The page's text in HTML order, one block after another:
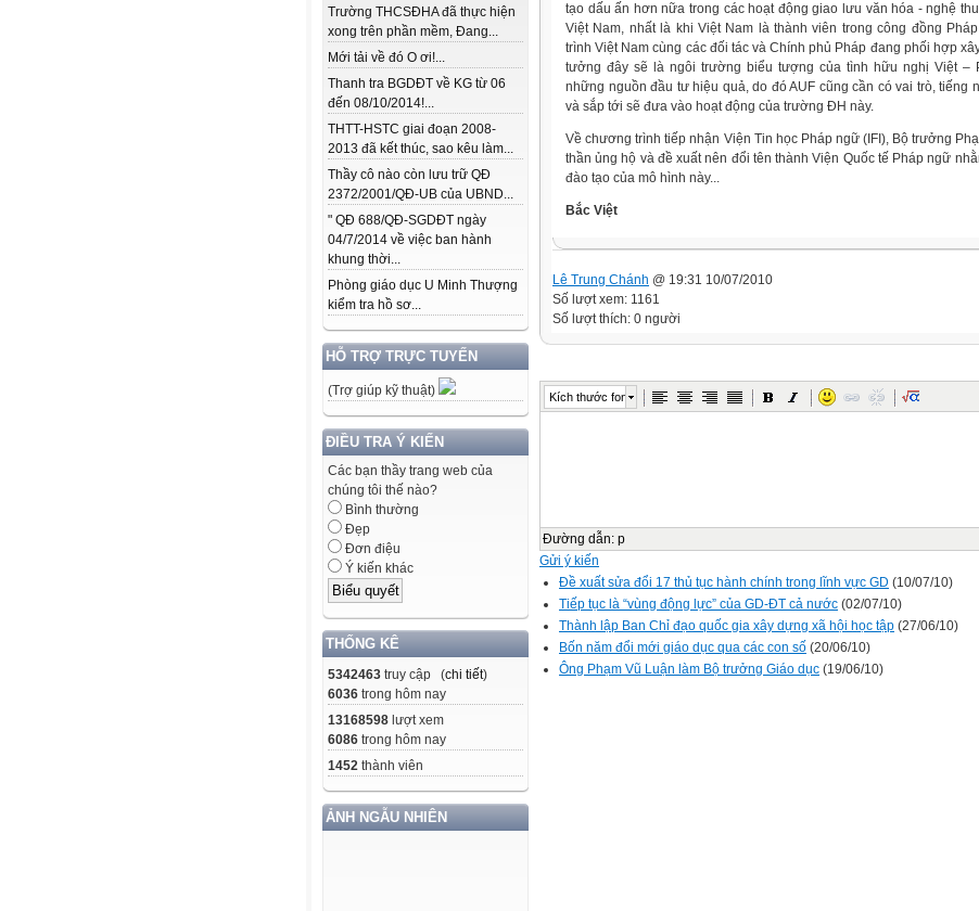
Trường THCSĐHA đã thực hiện
xong trên phần mềm, Đang...
Mới tải về đó O ơi!...
Thanh tra BGDĐT về KG từ 06
đến 08/10/2014!...
THTT-HSTC giai đoạn 2008-
2013 đã kết thúc, sao kêu làm...
Thầy cô nào còn lưu trữ QĐ
2372/2001/QĐ-UB của UBND...
" QĐ 688/QĐ-SGDĐT ngày
04/7/2014 về việc ban hành
khung thời...
Phòng giáo dục U Minh Thượng
kiểm tra hồ sơ...
HỖ TRỢ TRỰC TUYẾN
(Trợ giúp kỹ thuật)
ĐIỀU TRA Ý KIẾN
Các bạn thầy trang web của
chúng tôi thế nào?
Bình thường
Đẹp
Đơn điệu
Ý kiến khác
THỐNG KÊ
5342463 truy cập (chi tiết)
6036 trong hôm nay
13168598 lượt xem
6086 trong hôm nay
1452 thành viên
ẢNH NGẪU NHIÊN
tạo dấu ấn hơn nữa trong các hoạt động giao lưu văn hóa - nghệ
Việt Nam, nhất là khi Việt Nam là thành viên trong công đồng
trình Việt Nam cùng các đối tác và Chính phủ Pháp đang phối hợp
tưởng đây sẽ là ngôi trường biểu tượng của tình hữu nghị Việt –
những nguồn đầu tư hiệu quả, do đó AUF cũng cần có vai trò, tiếng
và sắp tới sẽ đưa vào hoạt động của trường ĐH này.
Về chương trình tiếp nhận Viện Tin học Pháp ngữ (IFI), Bộ trưởng
thần ủng hộ và đề xuất nên đổi tên thành Viện Quốc tế Pháp ngữ
đào tạo của mô hình này...
Bắc Việt
Lê Trung Chánh @ 19:31 10/07/2010
Số lượt xem: 1161
Số lượt thích: 0 người
Kích thước font
Đường dẫn: p
Gửi ý kiến
Đề xuất sửa đổi 17 thủ tục hành chính trong lĩnh vực GD (10/07/10)
Tiếp tục là “vùng động lực” của GD-ĐT cả nước (02/07/10)
Thành lập Ban Chỉ đạo quốc gia xây dựng xã hội học tập (27/06/10)
Bốn năm đổi mới giáo dục qua các con số (20/06/10)
Ông Phạm Vũ Luận làm Bộ trưởng Giáo dục (19/06/10)